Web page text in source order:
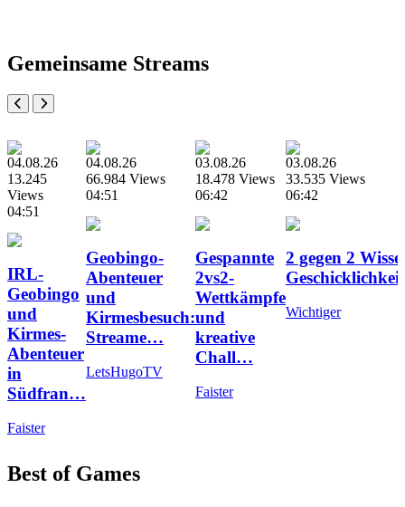
Gemeinsame Streams
04.08.26
13.245
Views
04:51
IRL-
Geobingo
und
Kirmes-
Abenteuer
in
Südfran…
Faister
04.08.26
66.984 Views
04:51
Geobingo-
Abenteuer
und
Kirmesbesuch:
Streame…
LetsHugoTV
03.08.26
18.478 Views
06:42
Gespannte
2vs2-
Wettkämpfe
und
kreative
Chall…
Faister
03.08.26
33.535 Views
06:42
2 gegen 2
Wichtiger
Best of Games